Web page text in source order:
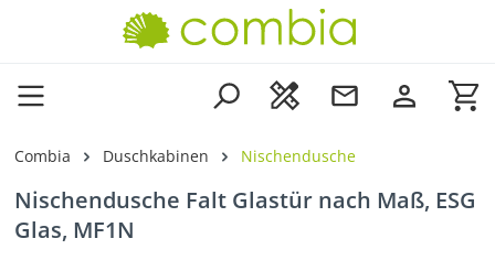
Zum Hauptinhalt springen
Combia Duschkabinen Nischendusche
Nischendusche Falt Glastür nach Maß, ESG
Glas, MF1N